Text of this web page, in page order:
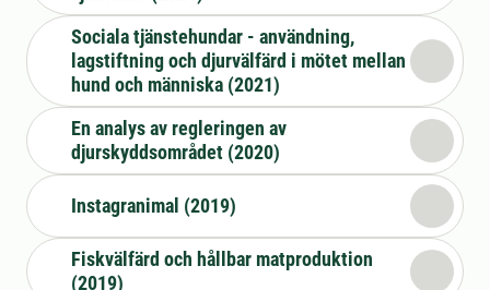
Sociala tjänstehundar - användning,
lagstiftning och djurvälfärd i mötet mellan
hund och människa (2021)
En analys av regleringen av
djurskyddsområdet (2020)
Instagranimal (2019)
Fiskvälfärd och hållbar matproduktion
(2019)